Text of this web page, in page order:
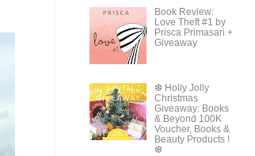
Book Review:
Love Theft #1 by
Prisca Primasari +
Giveaway
❆ Holly Jolly
Christmas
Giveaway: Books
& Beyond 100K
Voucher, Books &
Beauty Products !
❆